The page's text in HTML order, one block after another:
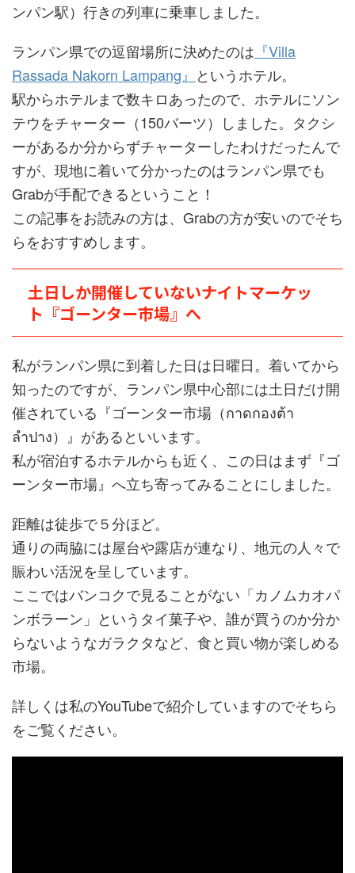
ンパン駅）行きの列車に乗車しました。
ランパン県での逗留場所に決めたのは 『Villa
Rassada Nakorn Lampang』 というホテル。
駅からホテルまで数キロあったので、ホテルにソン
テウをチャーター（150バーツ）しました。タクシ
ーがあるか分からずチャーターしたわけだったんで
すが、現地に着いて分かったのはランパン県でも
Grabが手配できるということ！
この記事をお読みの方は、Grabの方が安いのでそち
らをおすすめします。
土日しか開催していないナイトマーケッ
ト『ゴーンター市場』へ
私がランパン県に到着した日は日曜日。着いてから
知ったのですが、ランパン県中心部には土日だけ開
催されている『ゴーンター市場（กาดกองต้า
ลำปาง）』があるといいます。
私が宿泊するホテルからも近く、この日はまず『ゴ
ーンター市場』へ立ち寄ってみることにしました。
距離は徒歩で５分ほど。
通りの両脇には屋台や露店が連なり、地元の人々で
賑わい活況を呈しています。
ここではバンコクで見ることがない「カノムカオパ
ンボラーン」というタイ菓子や、誰が買うのか分か
らないようなガラクタなど、食と買い物が楽しめる
市場。
詳しくは私のYouTubeで紹介していますのでそちら
をご覧ください。